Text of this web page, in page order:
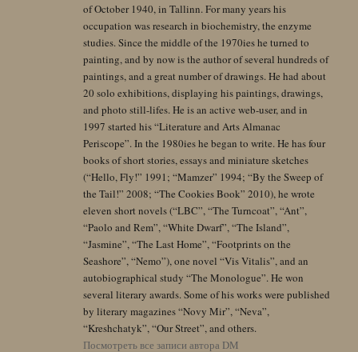
of October 1940, in Tallinn. For many years his
occupation was research in biochemistry, the enzyme
studies. Since the middle of the 1970ies he turned to
painting, and by now is the author of several hundreds of
paintings, and a great number of drawings. He had about
20 solo exhibitions, displaying his paintings, drawings,
and photo still-lifes. He is an active web-user, and in
1997 started his “Literature and Arts Almanac
Periscope”. In the 1980ies he began to write. He has four
books of short stories, essays and miniature sketches
(“Hello, Fly!” 1991; “Mamzer” 1994; “By the Sweep of
the Tail!” 2008; “The Cookies Book” 2010), he wrote
eleven short novels (“LBC”, “The Turncoat”, “Ant”,
“Paolo and Rem”, “White Dwarf”, “The Island”,
“Jasmine”, “The Last Home”, “Footprints on the
Seashore”, “Nemo”), one novel “Vis Vitalis”, and an
autobiographical study “The Monologue”. He won
several literary awards. Some of his works were published
by literary magazines “Novy Mir”, “Neva”,
“Kreshchatyk”, “Our Street”, and others.
Посмотреть все записи автора DM